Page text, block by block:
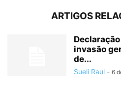
ARTIGOS
invasão
de...
Sueli Raul - 6